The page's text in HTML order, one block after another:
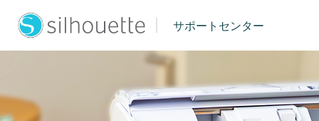
サポートセンター
シルエットジャパン サポート